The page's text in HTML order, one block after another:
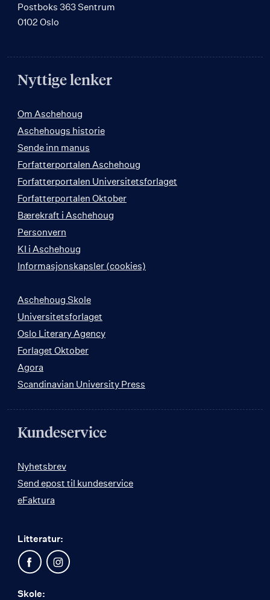
Postboks 363 Sentrum
0102 Oslo
Nyttige lenker
Om Aschehoug
Aschehougs historie
Sende inn manus
Forfatterportalen Aschehoug
Forfatterportalen Universitetsforlaget
Forfatterportalen Oktober
Bærekraft i Aschehoug
Personvern
KI i Aschehoug
Informasjonskapsler (cookies)
Aschehoug Skole
Universitetsforlaget
Oslo Literary Agency
Forlaget Oktober
Agora
Scandinavian University Press
Kundeservice
Nyhetsbrev
Send epost til kundeservice
eFaktura
Litteratur:
Skole: